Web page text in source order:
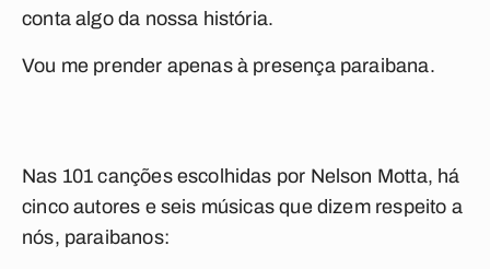
conta algo da nossa história.
Vou me prender apenas à presença paraibana.
Nas 101 canções escolhidas por Nelson Motta, há
cinco autores e seis músicas que dizem respeito a
nós, paraibanos: